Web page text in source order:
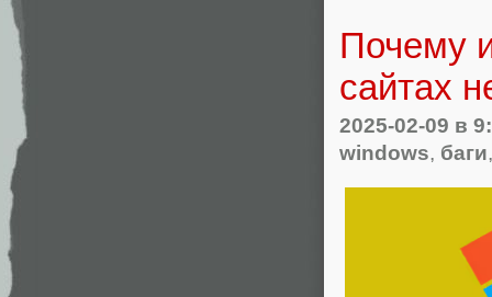
Почему
сайтах
2025-02-09 в
windows, баги